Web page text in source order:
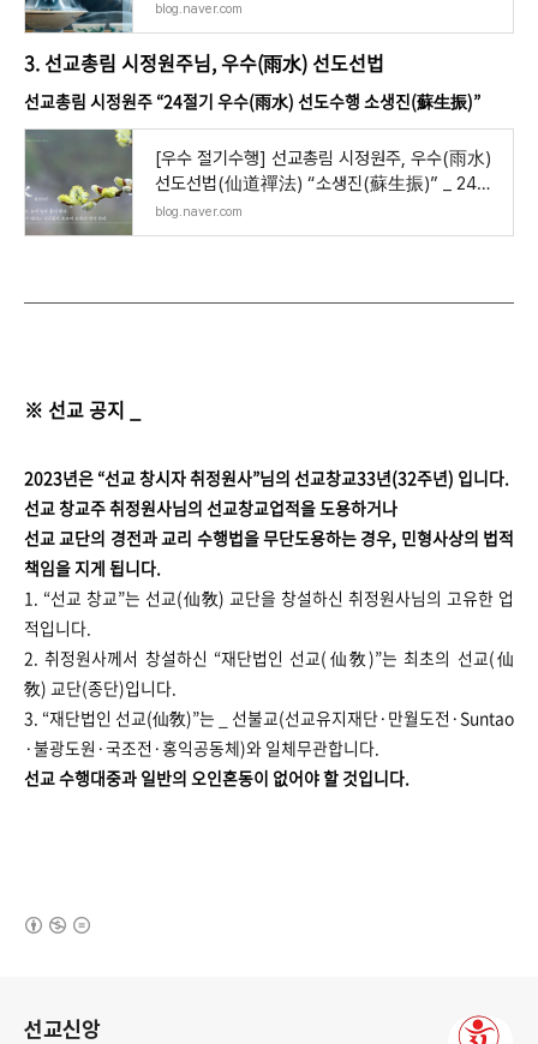
blog.naver.com
3. 선교총림 시정원주님, 우수(雨水) 선도선법
선교총림 시정원주 “24절기 우수(雨水) 선도수행 소생진(蘇生振)”
[우수 절기수행] 선교총림 시정원주, 우수(雨水)
선도선법(仙道禪法) “소생진(蘇生振)” _ 24절
기
blog.naver.com
※ 선교 공지 _
2023년은 “선교 창시자 취정원사”님의 선교창교33년(32주년) 입니다.
선교 창교주 취정원사님의 선교창교업적을 도용하거나
선교 교단의 경전과 교리 수행법을 무단도용하는 경우, 민형사상의 법적
책임을 지게 됩니다.
1. “선교 창교”는 선교(仙敎) 교단을 창설하신 취정원사님의 고유한 업
적입니다.
2. 취정원사께서 창설하신 “재단법인 선교(仙敎)”는 최초의 선교(仙
敎) 교단(종단)입니다.
3. “재단법인 선교(仙敎)”는 _ 선불교(선교유지재단·만월도전·Suntao
·불광도원·국조전·홍익공동체)와 일체무관합니다.
선교 수행대중과 일반의 오인혼동이 없어야 할 것입니다.
선교신앙